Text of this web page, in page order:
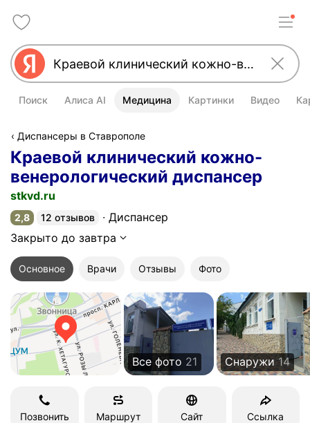
Поиск Алиса AI Медицина Картинки Видео
Диспансеры в Ставрополе
Краевой клинический кожно-
венерологический диспансер
stkvd.ru
Рейтинг 2,8 из 5
2,8 12 отзывов
Диспансер
Закрыто до завтра
Основное Врачи Отзывы Фото
Все фото 21 Снаружи14
Позвонить Маршрут Сайт Ссылка